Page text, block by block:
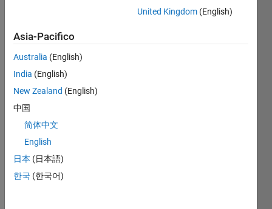
them.
1:
n = 1;
2:
United Kingdom (English)
Asia-Pacifico
Australia (English)
India (English)
New Zealand (English)
中国
简体中文
English
日本 (日本語)
한국 (한국어)